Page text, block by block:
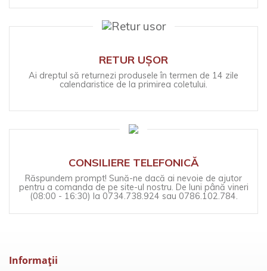
RETUR UȘOR
Ai dreptul să returnezi produsele în termen de 14 zile
calendaristice de la primirea coletului.
CONSILIERE TELEFONICĂ
Răspundem prompt! Sună-ne dacă ai nevoie de ajutor
pentru a comanda de pe site-ul nostru. De luni până vineri
(08:00 - 16:30) la 0734.738.924 sau 0786.102.784.
Informaţii